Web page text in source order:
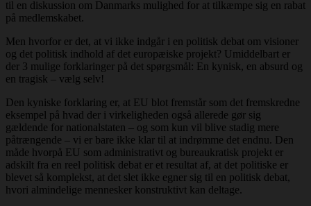
til en diskussion om Danmarks mulighed for at tilkæmpe sig en rabat
på medlemskabet.
Men hvorfor er det, at vi ikke indgår i en politisk debat om visioner
og det politisk indhold af det europæiske projekt? Umiddelbart er
der 3 mulige forklaringer på det spørgsmål: En kynisk, en absurd og
en tragisk – vælg selv!
Den kyniske forklaring er, at EU blot fremstår som det fremskredne
eksempel på hvad der i virkeligheden også allerede gør sig
gældende for nationalstaten – og som kun vil blive stadig mere
påtrængende – vi er bare ikke klar til at indrømme det endnu. Den
måde hvorpå EU som administrativt og bureaukratisk projekt er
adskilt fra en reel politisk debat er et resultat af, at det politiske er
blevet så komplekst, at det slet ikke egner sig til en politisk debat,
hvori almindelige mennesker konstruktivt kan deltage.